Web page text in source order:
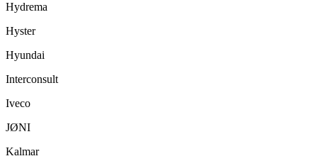
Hydrema
Hyster
Hyundai
Interconsult
Iveco
JØNI
Kalmar